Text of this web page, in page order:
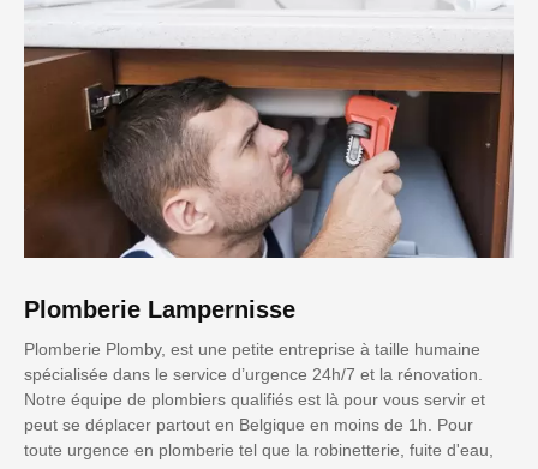
Plomberie Lampernisse
Plomberie Plomby, est une petite entreprise à taille humaine
spécialisée dans le service d’urgence 24h/7 et la rénovation.
Notre équipe de plombiers qualifiés est là pour vous servir et
peut se déplacer partout en Belgique en moins de 1h. Pour
toute urgence en plomberie tel que la robinetterie, fuite d'eau,